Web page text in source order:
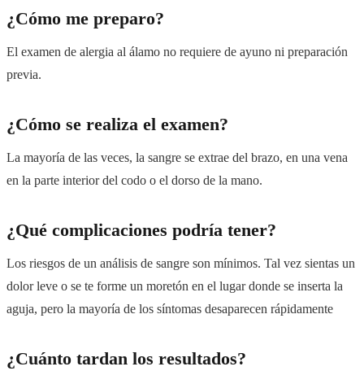
¿Cómo me preparo?
El examen de alergia al álamo no requiere de ayuno ni preparación
previa.
¿Cómo se realiza el examen?
La mayoría de las veces, la sangre se extrae del brazo, en una vena
en la parte interior del codo o el dorso de la mano.
¿Qué complicaciones podría tener?
Los riesgos de un análisis de sangre son mínimos. Tal vez sientas un
dolor leve o se te forme un moretón en el lugar donde se inserta la
aguja, pero la mayoría de los síntomas desaparecen rápidamente
¿Cuánto tardan los resultados?